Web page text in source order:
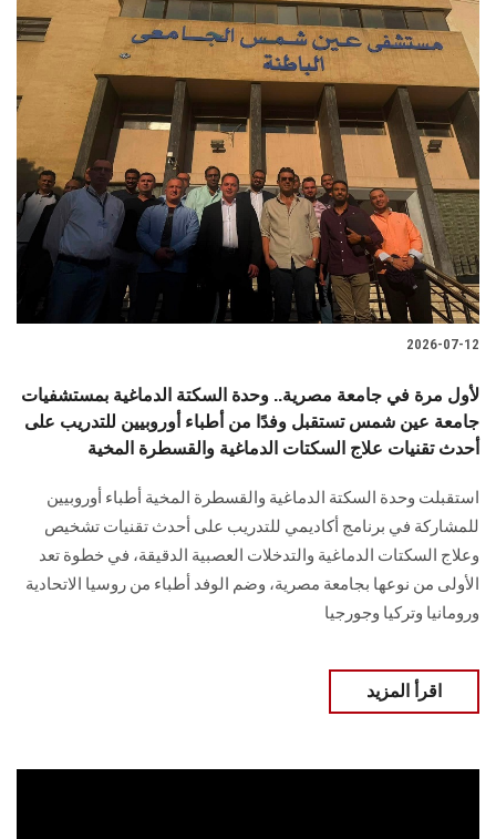
2026-07-12
لأول مرة في جامعة مصرية.. وحدة السكتة الدماغية بمستشفيات
جامعة عين شمس تستقبل وفدًا من أطباء أوروبيين للتدريب على
أحدث تقنيات علاج السكتات الدماغية والقسطرة المخية
استقبلت وحدة السكتة الدماغية والقسطرة المخية أطباء أوروبيين
للمشاركة في برنامج أكاديمي للتدريب على أحدث تقنيات تشخيص
وعلاج السكتات الدماغية والتدخلات العصبية الدقيقة، في خطوة تعد
الأولى من نوعها بجامعة مصرية، وضم الوفد أطباء من روسيا الاتحادية
ورومانيا وتركيا وجورجيا
اقرأ المزيد